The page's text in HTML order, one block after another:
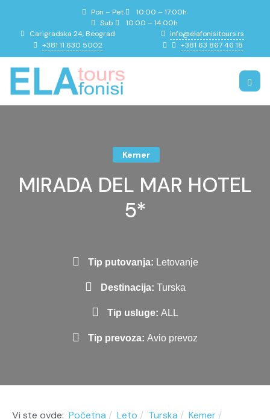
Pon – Pet
10:00 – 17:00h
Sub
10:00 – 14:00h
Carigradska 24, Beograd
info@elafonisitours.rs
+381 11 630 5002
+381 63 867 46 18
MIRADA DEL MAR HOTEL
5*
Kemer
Tip putovanja: Letovanje
Destinacija: Turska
Tip usluge: ALL
Tip prevoza: Avio prevoz
Vi ste ovde: Početna Leto Turska
Kemer